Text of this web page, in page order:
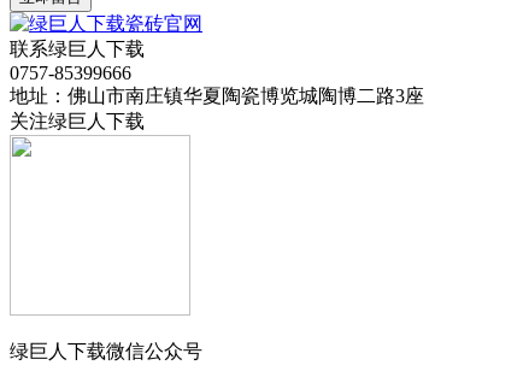
联系绿巨人下载
0757-85399666
地址：佛山市南庄镇华夏陶瓷博览城陶博二路3座
关注绿巨人下载
绿巨人下载微信公众号